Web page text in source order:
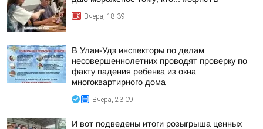
Вчера, 18:39
В Улан-Удэ инспекторы по делам
несовершеннолетних проводят проверку по
факту падения ребенка из окна
многоквартирного дома
Вчера, 23:09
И вот подведены итоги розыгрыша ценных